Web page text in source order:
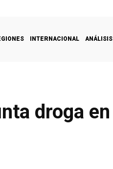
INTERNACIONAL ANÁLISIS
droga en